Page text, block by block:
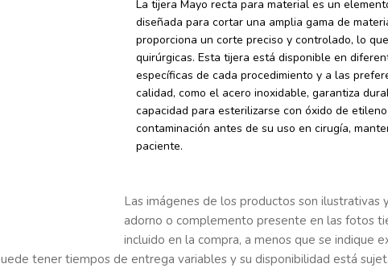
La tijera Mayo recta para material es un
diseñada para cortar una amplia gama de
proporciona un corte preciso y controlado, lo
quirúrgicas. Esta tijera está disponible en
específicas de cada procedimiento y a las
calidad, como el acero inoxidable, garantiza
capacidad para esterilizarse con óxido de
contaminación antes de su uso en cirugía,
paciente.
Las imágenes de los productos son ilustrativas
adorno o complemento presente en las fotos
incluido en la compra, a menos que se indique
tener tiempos de entrega variables y su disponibilidad está